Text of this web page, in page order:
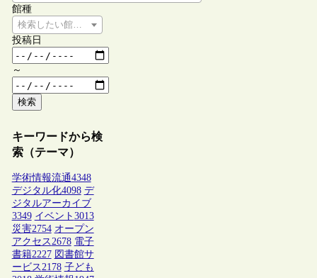
館種
検索したい館種を選択してください
投稿日
～
検索
キーワードから検
索（テーマ）
学術情報流通4348
デジタル化4098 デ
ジタルアーカイブ
3349 イベント 3013
災害2754 オープン
アクセス2678 電子
書籍2227 図書館サ
ービス2178 子ども